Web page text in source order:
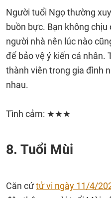
Người tuổi Ngọ thường
buồn bực. Bạn không
người nhà nên lúc nào
để bảo vệ ý kiến cá nhân.
thành viên trong gia đình
nhau.
Tình cảm: ★★★
8. Tuổi Mùi
Căn cứtử vi ngày 11/4/